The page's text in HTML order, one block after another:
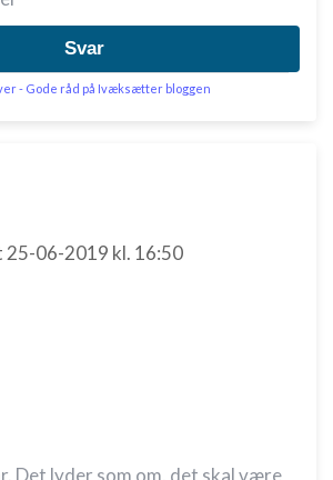
Svar
- Gode råd på Ivæksætter bloggen
25-06-2019 kl. 16:50
Det lyder som om, det skal være